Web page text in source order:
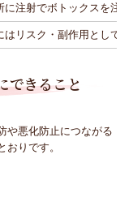
に注射でボトックスを注
はリスク・副作用として
できること
や悪化防止につながる
りです。